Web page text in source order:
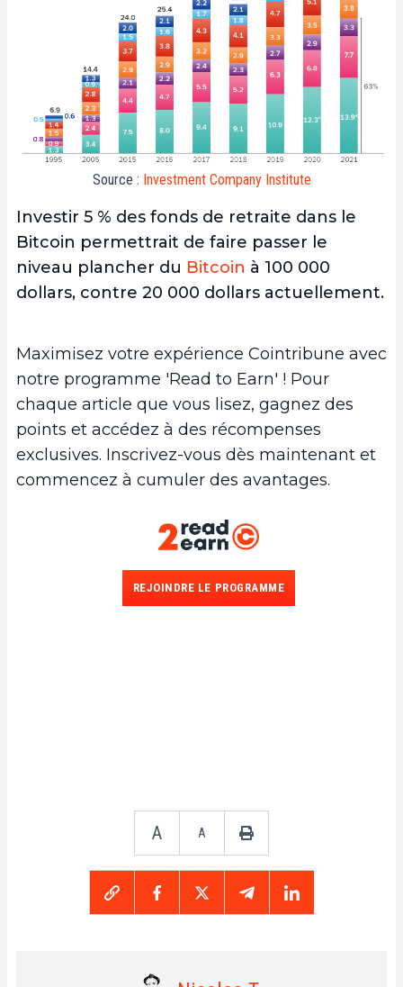
Source : Investment Company Institute
Investir 5 % des fonds de retraite dans le
Bitcoin permettrait de faire passer le
niveau plancher du Bitcoin à 100 000
dollars, contre 20 000 dollars actuellement.
Maximisez votre expérience Cointribune avec
notre programme 'Read to Earn' ! Pour
chaque article que vous lisez, gagnez des
points et accédez à des récompenses
exclusives. Inscrivez-vous dès maintenant et
commencez à cumuler des avantages.
REJOINDRE LE PROGRAMME
A A